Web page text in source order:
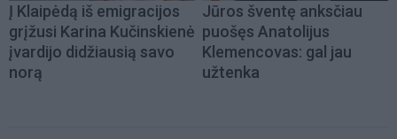
Į Klaipėdą iš emigracijos
grįžusi Karina Kučinskienė
įvardijo didžiausią savo
norą
Jūros šventę anksčiau
puošęs Anatolijus
Klemencovas: gal jau
užtenka